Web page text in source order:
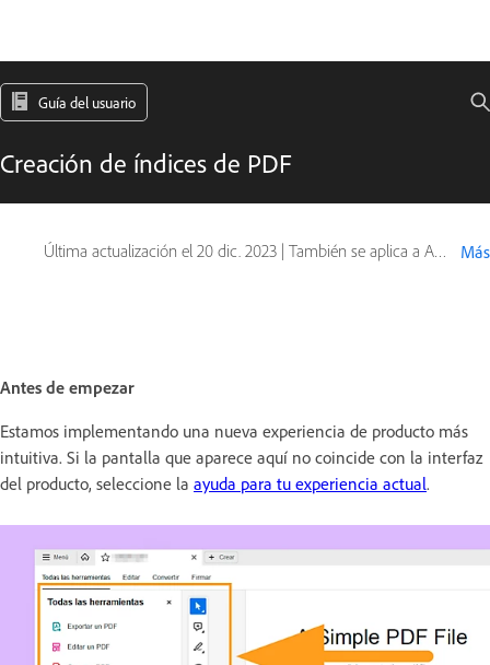
Guía del usuario
Creación de índices de PDF
Última actualización el 20 dic. 2023 | También se aplica a Adobe Acrobat 2017, Adobe Acrobat 2020 Más
Antes de empezar
Estamos implementando una nueva experiencia de producto más
intuitiva. Si la pantalla que aparece aquí no coincide con la interfaz
del producto, seleccione la ayuda para tu experiencia actual.